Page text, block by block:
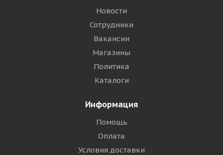
Новости
Сотрудники
Вакансии
Магазины
Политика
Каталоги
Информация
Помощь
Оплата
Условия доставки